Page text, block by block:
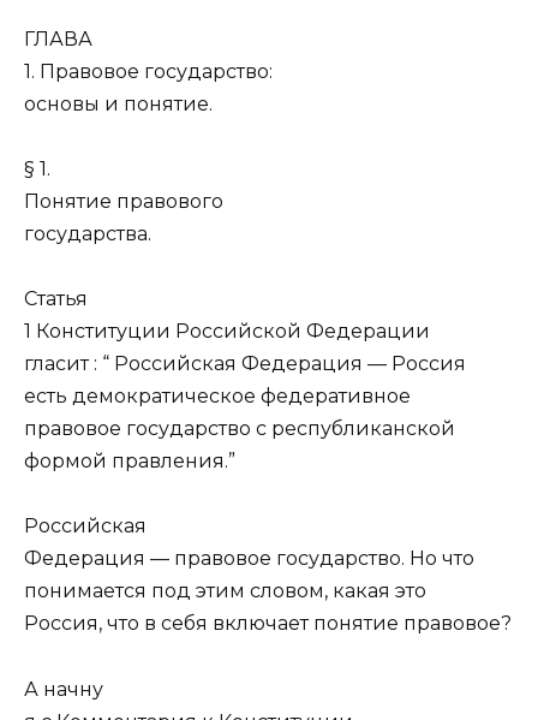
ГЛАВА
1. Правовое государство:
основы и понятие.
§ 1.
Понятие правового
государства.
Статья
1 Конституции Российской Федерации
гласит : “ Российская Федерация — Россия
есть демократическое федеративное
правовое государство с республиканской
формой правления.”
Российская
Федерация — правовое государство. Но что
понимается под этим словом, какая это
Россия, что в себя включает понятие правовое?
А начну